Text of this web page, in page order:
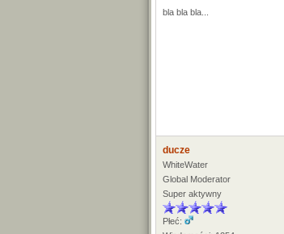
bla bla bla...
ducze
WhiteWater
Global Moderator
Super aktywny
Płeć: